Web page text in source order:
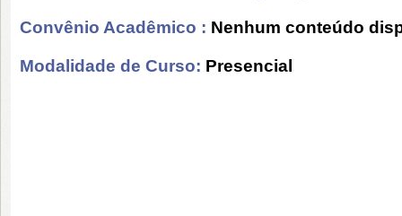
Convênio Acadêmico : Nenhum conteúdo
Modalidade de Curso: Presencial